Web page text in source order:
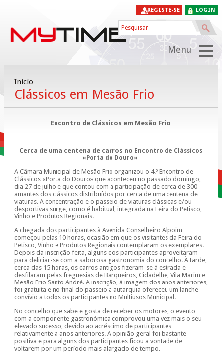
LOGIN
REGISTE-SE
Menu
Início
Clássicos em Mesão Frio
Encontro de Clássicos em Mesão Frio
Cerca de uma centena de carros no Encontro de Clássicos
«Porta do Douro»
A Câmara Municipal de Mesão Frio organizou o 4.º Encontro de
Clássicos «Porta do Douro» que aconteceu no passado domingo,
dia 27 de julho e que contou com a participação de cerca de 300
amantes dos clássicos distribuídos por cerca de uma centena de
viaturas. A concentração e o passeio de viaturas clássicas e/ou
desportivas surge, como é habitual, integrada na Feira do Petisco,
Vinho e Produtos Regionais.
A chegada dos participantes à Avenida Conselheiro Alpoim
começou pelas 10 horas, ocasião em que os visitantes da Feira do
Petisco, Vinho e Produtos Regionais contemplaram os exemplares.
Depois da inscrição feita, alguns dos participantes aproveitaram
para deliciar-se com a saborosa gastronomia do concelho. À tarde,
cerca das 15 horas, os carros antigos fizeram-se à estrada e
desfilaram pelas freguesias de Barqueiros, Cidadelhe, Vila Marim e
Mesão Frio Santo André. A inscrição, à imagem dos anos anteriores,
foi gratuita e no final do passeio a autarquia ofereceu um lanche
convívio a todos os participantes no Multiusos Municipal.
No concelho que sabe e gosta de receber os motores, o evento
com a componente gastronómica comprovou uma vez mais o seu
elevado sucesso, devido ao acréscimo de participantes
relativamente a anos anteriores. A opinião geral foi bastante
positiva e para alguns dos participantes ficou a vontade de
voltarem por um período mais alargado de tempo.